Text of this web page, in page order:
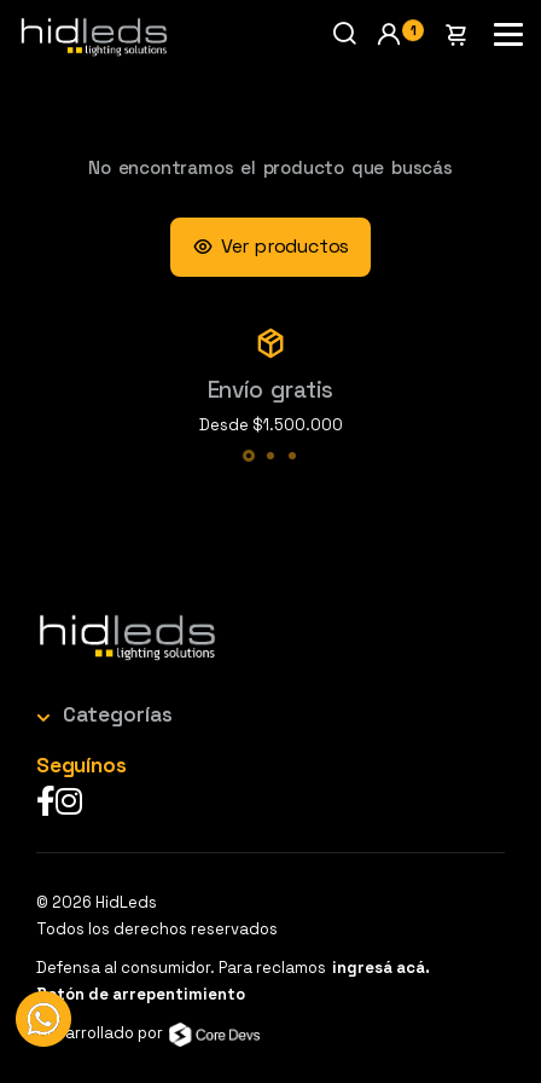
1
No encontramos el producto que buscás
Ver productos
Envío gratis
Desde $1.500.000
Categorías
Seguínos
© 2026 HidLeds
Todos los derechos reservados
Defensa al consumidor. Para reclamos ingresá acá.
Botón de arrepentimiento
Desarrollado por